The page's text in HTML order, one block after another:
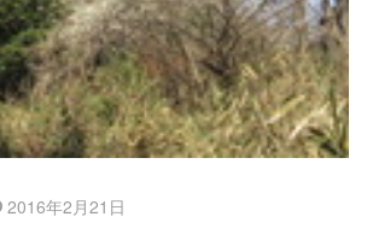
2016年2月21日